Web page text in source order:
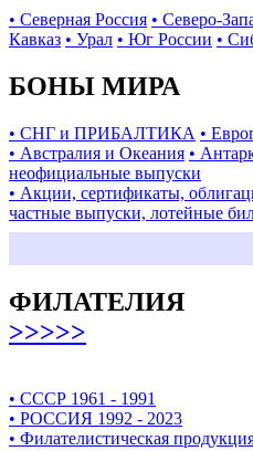
• Северная Россия • Северо-
Кавказ • Урал • Юг России •
БОНЫ МИРА
• СНГ и ПРИБАЛТИКА •
• Австралия и Океания •
неофициальные выпуски
• Акции, сертификаты,
частные выпуски, лотейные
ФИЛАТЕЛИЯ
>>>>>
• СССР 1961 - 1991
• РОССИЯ 1992 - 2023
• Филателистическая